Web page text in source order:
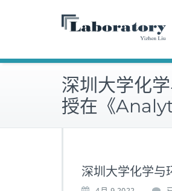
深圳大学化
授在《
深圳大学化学